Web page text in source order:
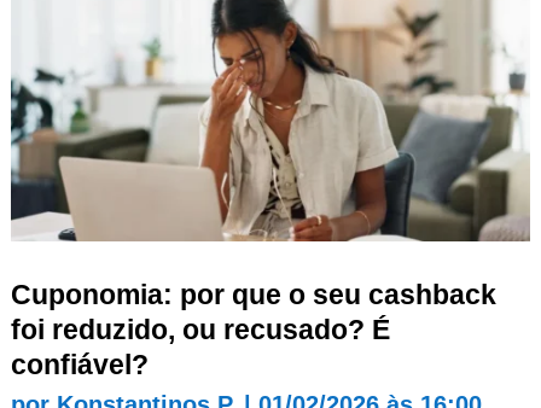
Cuponomia: por que o seu cashback
foi reduzido, ou recusado? É
confiável?